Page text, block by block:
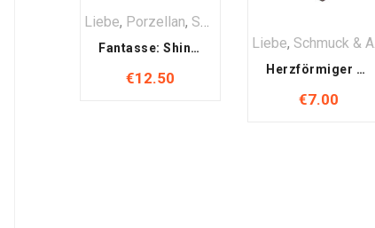
Liebe, Porzellan, SONDER Edition
Fantasse: Shine on mit Kurt Elsasser & Melanie Payer
€12.50
Liebe, Schmuck & Anhänger
Herzförmiger Schlüsselanhänger
€7.00